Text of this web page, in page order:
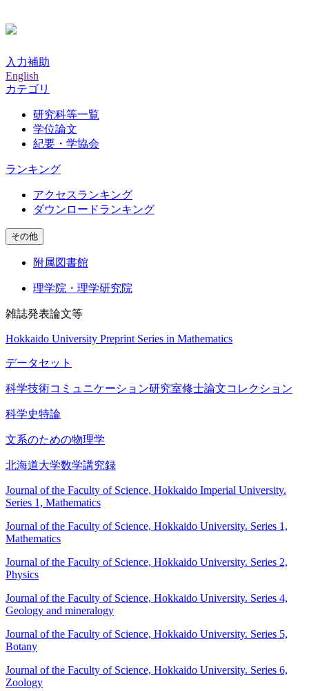
入力補助
English
カテゴリ
研究科等一覧
学位論文
紀要・学協会
ランキング
アクセスランキング
ダウンロードランキング
その他
附属図書館
理学院・理学研究院
雑誌発表論文等
Hokkaido University Preprint Series in Mathematics
データセット
科学技術コミュニケーション研究室修士論文コレクション
科学史特論
文系のための物理学
北海道大学数学講究録
Journal of the Faculty of Science, Hokkaido Imperial University.
Series 1, Mathematics
Journal of the Faculty of Science, Hokkaido University. Series 1,
Mathematics
Journal of the Faculty of Science, Hokkaido University. Series 2,
Physics
Journal of the Faculty of Science, Hokkaido University. Series 4,
Geology and mineralogy
Journal of the Faculty of Science, Hokkaido University. Series 5,
Botany
Journal of the Faculty of Science, Hokkaido University. Series 6,
Zoology